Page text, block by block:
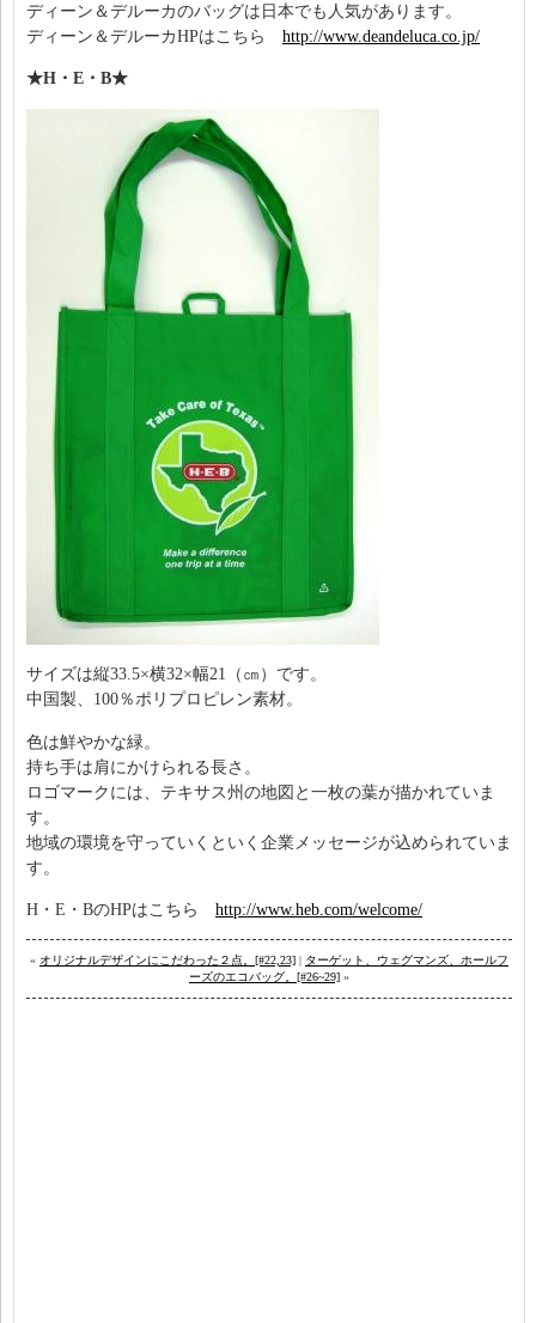
ディーン＆デルーカのバッグは日本でも人気があります。
ディーン＆デルーカHPはこちら http://www.deandeluca.co.jp/
★H・E・B★
サイズは縦33.5×横32×幅21（㎝）です。
中国製、100％ポリプロピレン素材。
色は鮮やかな緑。
持ち手は肩にかけられる長さ。
ロゴマークには、テキサス州の地図と一枚の葉が描かれていま
す。
地域の環境を守っていくといく企業メッセージが込められていま
す。
H・E・BのHPはこちら http://www.heb.com/welcome/
« オリジナルデザインにこだわった２点。[#22,23]
ターゲット、ウェグマンズ、ホールフ
ーズのエコバッグ。[#26~29] »